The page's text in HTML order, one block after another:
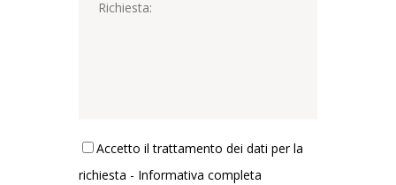
Accetto il trattamento dei dati per la
richiesta - Informativa completa